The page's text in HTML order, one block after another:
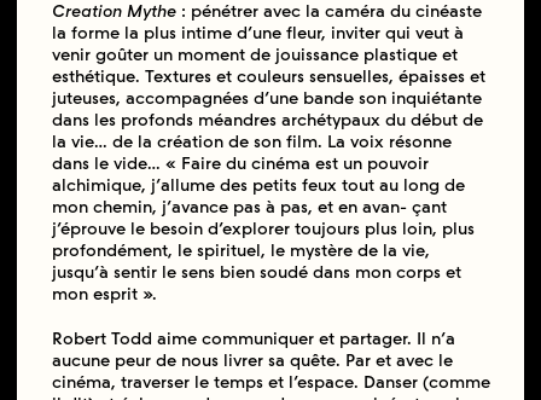
Creation Mythe : pénétrer avec la caméra du cinéaste
la forme la plus intime d’une fleur, inviter qui veut à
venir goûter un moment de jouissance plastique et
esthétique. Textures et couleurs sensuelles, épaisses et
juteuses, accompagnées d’une bande son inquiétante
dans les profonds méandres archétypaux du début de
la vie… de la création de son film. La voix résonne
dans le vide… « Faire du cinéma est un pouvoir
alchimique, j’allume des petits feux tout au long de
mon chemin, j’avance pas à pas, et en avan- çant
j’éprouve le besoin d’explorer toujours plus loin, plus
profondément, le spirituel, le mystère de la vie,
jusqu’à sentir le sens bien soudé dans mon corps et
mon esprit ».
Robert Todd aime communiquer et partager. Il n’a
aucune peur de nous livrer sa quête. Par et avec le
cinéma, traverser le temps et l’espace. Danser (comme